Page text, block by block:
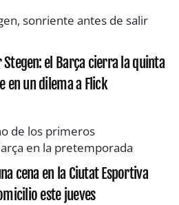
el Barça cierra la quinta
en un dilema a Flick
cena en la Ciutat Esportiva
este jueves